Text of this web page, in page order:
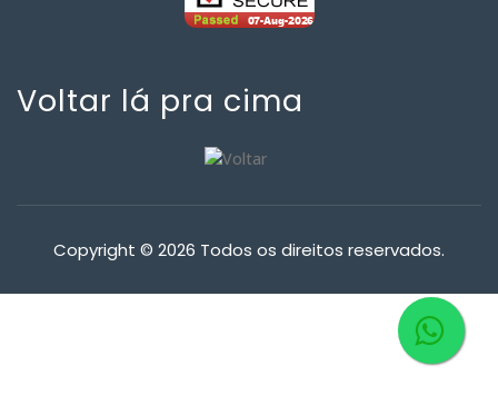
Voltar lá pra cima
Copyright © 2026 Todos os direitos reservados.